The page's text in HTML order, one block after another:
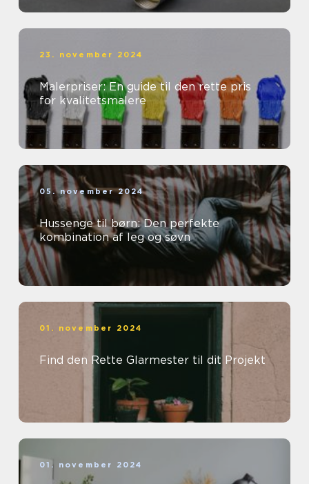
23. november 2024
Malerpriser: En guide til den rette pris
for kvalitetsmalere
05. november 2024
Hussenge til børn: Den perfekte
kombination af leg og søvn
01. november 2024
Find den Rette Glarmester til dit Projekt
01. november 2024